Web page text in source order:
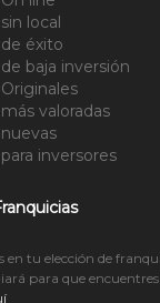
local
de éxito
baja inversión
valoradas
inversores
en tu elección de
para que